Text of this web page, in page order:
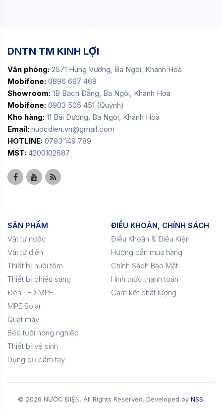
DNTN TM KINH LỢI
Văn phòng: 2571 Hùng Vương, Ba Ngòi, Khánh Hoà
Mobifone: 0896 697 468
Showroom: 1B Bạch Đằng, Ba Ngòi, Khánh Hoà
Mobifone: 0903 505 451 (Quỳnh)
Kho hàng: 11 Bãi Dương, Ba Ngòi, Khánh Hoà
Email: nuocdien.vn@gmail.com
HOTLINE: 0793 149 789
MST: 4200102687
SẢN PHẨM
Vật tư nước
Vật tư điện
Thiết bị nuôi tôm
Thiết bị chiếu sáng
Đèn LED MPE
MPE Solar
Quạt máy
Béc tưới nông nghiệp
Thiết bị vệ sinh
Dụng cụ cầm tay
ĐIỀU KHOẢN, CHÍNH SÁCH
Điều Khoản & Điều Kiện
Hướng dẫn mua hàng
Chính Sách Bảo Mật
Hình thức thanh toán
Cam kết chất lượng
© 2026 NƯỚC ĐIỆN. All Rights Reserved. Developed by NSS.